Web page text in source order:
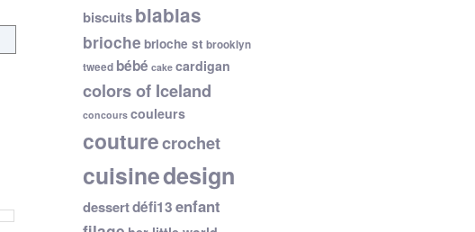
biscuitsblablas
brioche brioche st brooklyn
tweed bébé cake cardigan
colors of Iceland
concours couleurs
couturecrochet
cuisinedesign
dessertdéfi13enfant